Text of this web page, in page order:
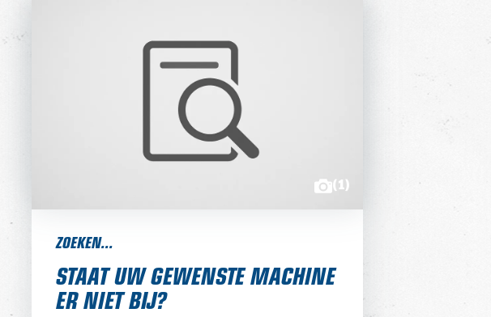
(1)
ZOEKEN...
STAAT UW GEWENSTE MACHINE
ER NIET BIJ?